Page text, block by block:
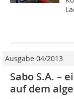
Ausgabe 04/2013
Sabo S.A. –
auf dem